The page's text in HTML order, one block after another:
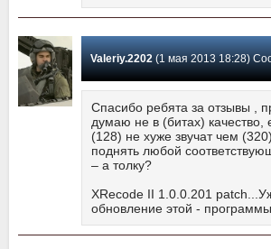
Valeriy.2202(1 мая 2013 18:28) Сообщение
Спасибо ребята за отзывы ,
думаю не в (битах) качество,
(128) не хуже звучат чем
поднять любой
– а толку?
XRecode II 1.0.0.201
обновление этой -